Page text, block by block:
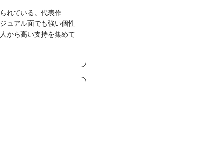
れている。代表作
ュアル面でも強い個性
から高い支持を集めて